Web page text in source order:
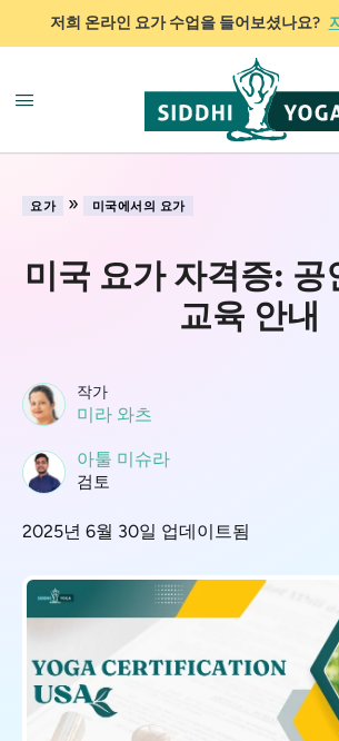
저희 온라인 요가 수업을 들어보셨나요?
요가 » 미국에서의 요가
미국 요가 자격증: 공
교육 안내
작가
미라 와츠
아툴 미슈라
검토
2025년 6월 30일 업데이트됨